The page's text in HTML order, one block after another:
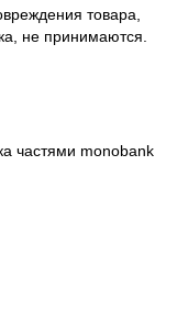
товара,
не принимаются.
частями monobank